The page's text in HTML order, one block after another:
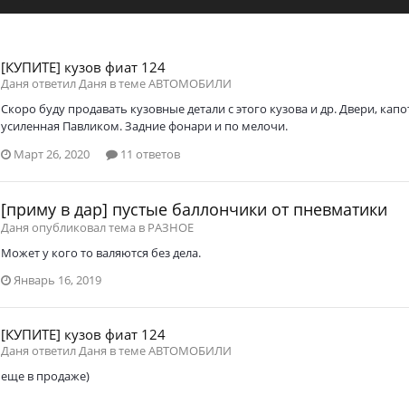
[КУПИТЕ] кузов фиат 124
Даня ответил Даня в темеАВТОМОБИЛИ
Скоро буду продавать кузовные детали с этого кузова и др. Двери,
усиленная Павликом. Задние фонари и по мелочи.
Март 26, 2020
11 ответов
[приму в дар] пустые баллончики от пневматики
Даня опубликовал тема в РАЗНОЕ
Может у кого то валяются без дела.
Январь 16, 2019
[КУПИТЕ] кузов фиат 124
Даня ответил Даня в темеАВТОМОБИЛИ
еще в продаже)